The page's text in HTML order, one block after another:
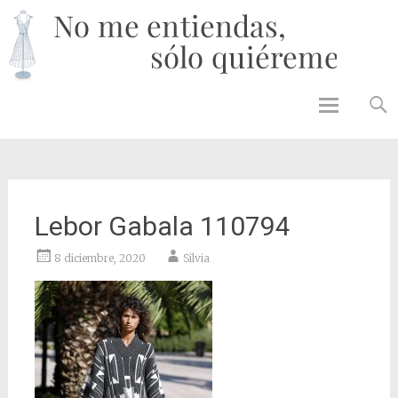
Lebor Gabala 110794
8 diciembre, 2020 Silvia